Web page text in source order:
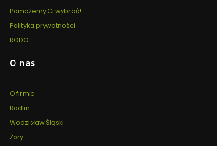
Pomożemy Ci wybrać!
Polityka prywatności
RODO
O nas
O firmie
Radlin
Wodzisław Śląski
Żory